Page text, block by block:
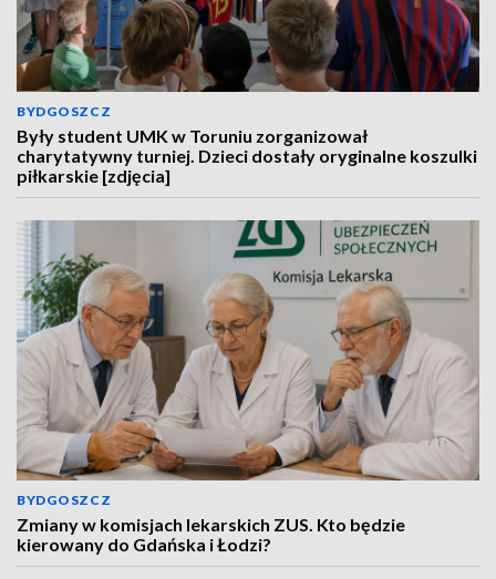
BYDGOSZCZ
Były student UMK w Toruniu zorganizował
charytatywny turniej. Dzieci dostały oryginalne koszulki
piłkarskie [zdjęcia]
BYDGOSZCZ
Zmiany w komisjach lekarskich ZUS. Kto będzie
kierowany do Gdańska i Łodzi?